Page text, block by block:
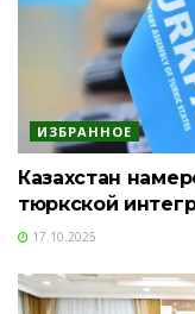
ИЗБРАННОЕ
Казахстан
тюркской
17.10.2025